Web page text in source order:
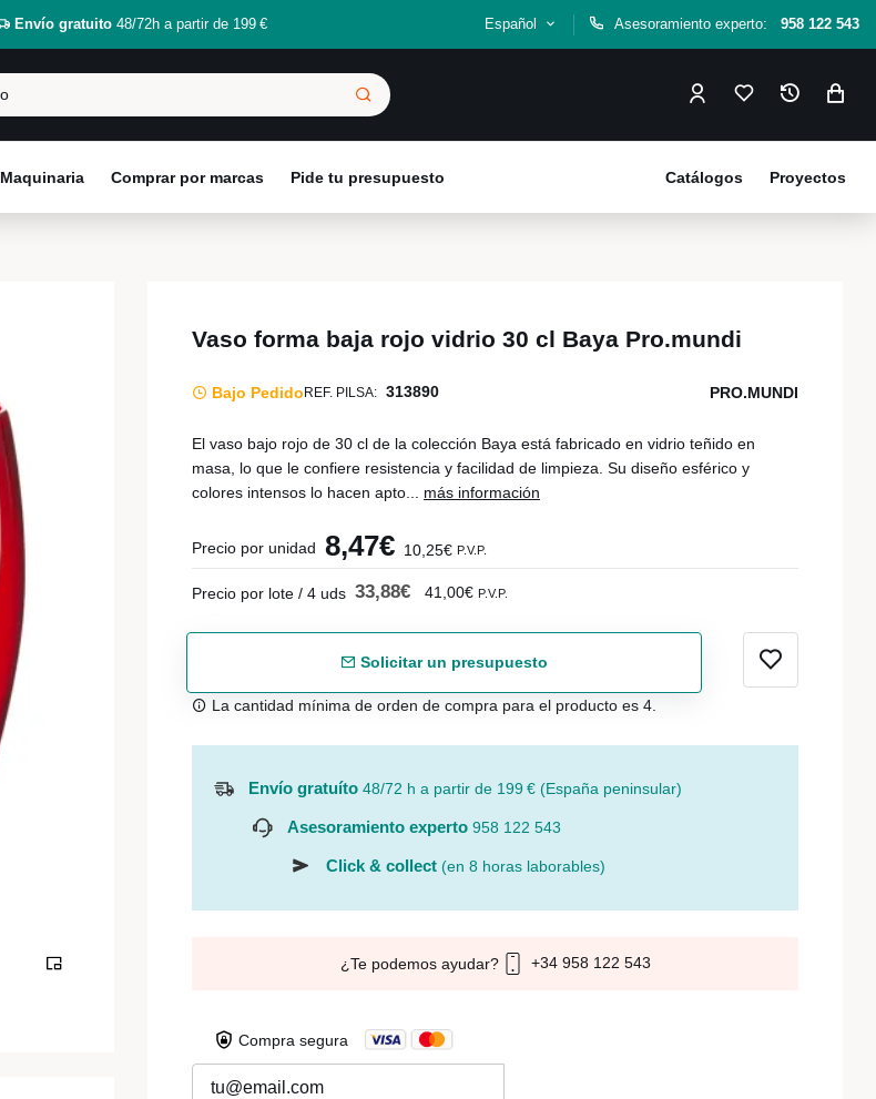
Envío gratuito48/72h a partir de 199 € Español Asesoramiento experto: 958 122 543
Maquinaria Comprar por marcas Pide tu presupuesto Proyectos
Catálogos
Vaso forma baja rojo vidrio 30 cl Baya Pro.mundi
Bajo Pedido REF. PILSA: 313890 PRO.MUNDI
El vaso bajo rojo de 30 cl de la colección Baya está fabricado en vidrio teñido en
masa, lo que le confiere resistencia y facilidad de limpieza. Su diseño esférico y
colores intensos lo hacen apto... más información
Precio por unidad 8,47€ 10,25€ P.V.P.
Precio por lote / 4 uds 33,88€ 41,00€ P.V.P.
Solicitar un presupuesto
La cantidad mínima de orden de compra para el producto es 4.
Envío gratuíto 48/72 h a partir de 199 € (España peninsular)
Asesoramiento experto 958 122 543
Click & collect (en 8 horas laborables)
¿Te podemos ayudar? +34 958 122 543
Compra segura